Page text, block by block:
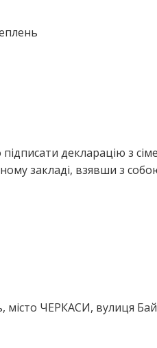
декларацію з
закладі, взявши з
місто ЧЕРКАСИ, вулиця